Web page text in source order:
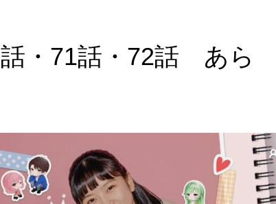
・71話・72話 あら